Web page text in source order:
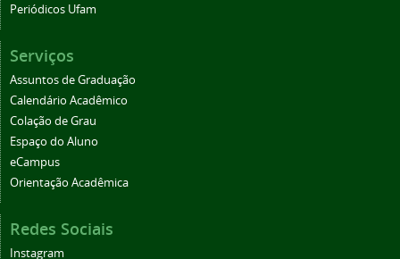
Periódicos Ufam
Serviços
Assuntos de Graduação
Calendário Acadêmico
Colação de Grau
Espaço do Aluno
eCampus
Orientação Acadêmica
Redes Sociais
Instagram